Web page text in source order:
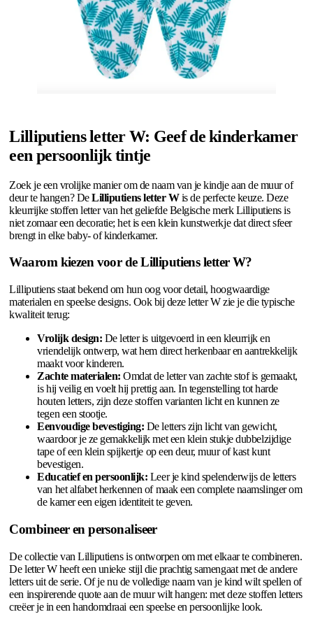
Lilliputiens letter W: Geef de kinderkamer
een persoonlijk tintje
Zoek je een vrolijke manier om de naam van je kindje aan de muur of
deur te hangen? DeLilliputiens letter Wis de perfecte keuze. Deze
kleurrijke stoffen letter van het geliefde Belgische merk Lilliputiens is
niet zomaar een decoratie; het is een klein kunstwerkje dat direct sfeer
brengt in elke baby- of kinderkamer.
Waarom kiezen voor de Lilliputiens letter W?
Lilliputiens staat bekend om hun oog voor detail, hoogwaardige
materialen en speelse designs. Ook bij deze letter W zie je die typische
kwaliteit terug:
Vrolijk design: De letter is uitgevoerd in een kleurrijk en
vriendelijk ontwerp, wat hem direct herkenbaar en aantrekkelijk
maakt voor kinderen.
Zachte materialen: Omdat de letter van zachte stof is gemaakt,
is hij veilig en voelt hij prettig aan. In tegenstelling tot harde
houten letters, zijn deze stoffen varianten licht en kunnen ze
tegen een stootje.
Eenvoudige bevestiging: De letters zijn licht van gewicht,
waardoor je ze gemakkelijk met een klein stukje dubbelzijdige
tape of een klein spijkertje op een deur, muur of kast kunt
bevestigen.
Educatief en persoonlijk: Leer je kind spelenderwijs de letters
van het alfabet herkennen of maak een complete naamslinger om
de kamer een eigen identiteit te geven.
Combineer en personaliseer
De collectie van Lilliputiens is ontworpen om met elkaar te combineren.
De letter W heeft een unieke stijl die prachtig samengaat met de andere
letters uit de serie. Of je nu de volledige naam van je kind wilt spellen of
een inspirerende quote aan de muur wilt hangen: met deze stoffen letters
creëer je in een handomdraai een speelse en persoonlijke look.